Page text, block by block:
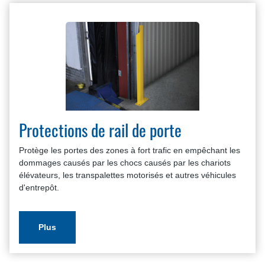
Protections de rail de porte
Protège les portes des zones à fort trafic en empêchant les
dommages causés par les chocs causés par les chariots
élévateurs, les transpalettes motorisés et autres véhicules
d'entrepôt.
Plus